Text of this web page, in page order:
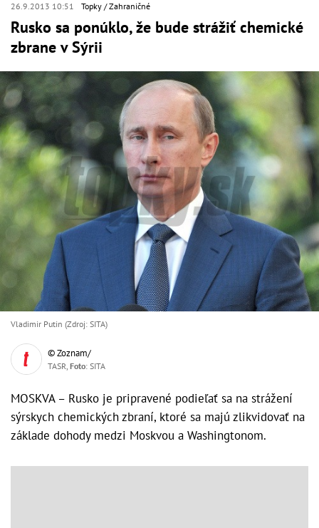
26.9.2013 10:51 Topky Zahraničné
Rusko sa ponúklo, že bude strážiť chemické
zbrane v Sýrii
Vladimir Putin (Zdroj: SITA)
© Zoznam/
TASR, Foto: SITA
MOSKVA – Rusko je pripravené podieľať sa na strážení
sýrskych chemických zbraní, ktoré sa majú zlikvidovať na
základe dohody medzi Moskvou a Washingtonom.